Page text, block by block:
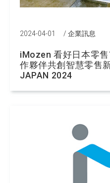
2024-04-01 / 企業訊息
iMozen 看好日本零
作夥伴共創智慧零售
JAPAN 2024